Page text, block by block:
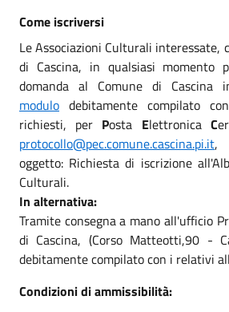
Come iscriversi
Le Associazioni Culturali interessate,
di Cascina, in qualsiasi momento
domanda al Comune di Cascina
modulo debitamente compilato
richiesti, per Posta Elettronica C
protocollo@pec.comune.cascina.pi.it,
oggetto: Richiesta di iscrizione
Culturali.
In alternativa:
Tramite consegna a mano all'ufficio
di Cascina, (Corso Matteotti,90 -
debitamente compilato con i relativi
Condizioni di ammissibilità: